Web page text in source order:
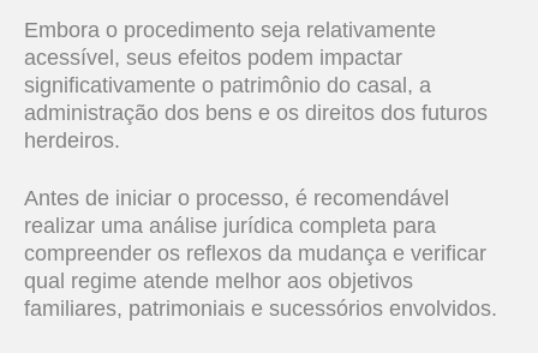
Embora o procedimento seja relativamente
acessível, seus efeitos podem impactar
significativamente o patrimônio do casal, a
administração dos bens e os direitos dos futuros
herdeiros.
Antes de iniciar o processo, é recomendável
realizar uma análise jurídica completa para
compreender os reflexos da mudança e verificar
qual regime atende melhor aos objetivos
familiares, patrimoniais e sucessórios envolvidos.